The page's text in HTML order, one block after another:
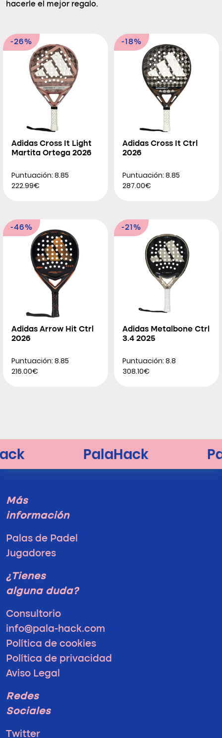
hacerle el mejor regalo.
-26%
Adidas Cross It Light
Martita Ortega 2026
Puntuación: 8.85
222.99€
-18%
Adidas Cross It Ctrl
2026
Puntuación: 8.85
287.00€
-46%
Adidas Arrow Hit Ctrl
2026
Puntuación: 8.85
216.00€
-21%
Adidas Metalbone Ctrl
3.4 2025
Puntuación: 8.8
308.10€
Más
información
Palas de Padel
Jugadores
¿Tienes
alguna duda?
Consultorio
info@pala-hack.com
Política de cookies
Política de privacidad
Aviso Legal
Redes
Sociales
Twitter